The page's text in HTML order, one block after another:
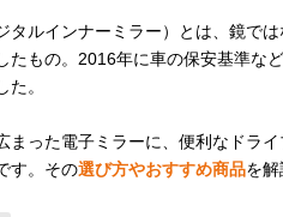
タルインナーミラー）とは、鏡で
たもの。2016年に車の保安基準な
。
まった電子ミラーに、便利なドラ
す。その選び方やおすすめ商品を解